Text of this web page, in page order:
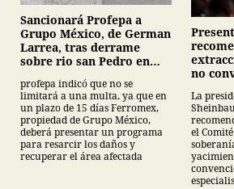
Sancionará Profepa a
Grupo México, de German
Larrea, tras derrame
sobre rio san Pedro en
profepa indicó que no se
limitará a una multa, ya que en
un plazo de 15 días Ferromex,
propiedad de Grupo México,
deberá presentar un programa
para resarcir los daños y
recuperar el área afectada
no
La
el